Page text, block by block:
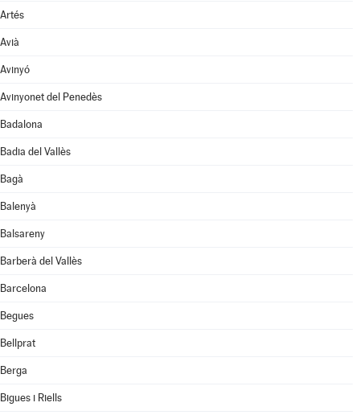
Artés
Avià
Avinyó
Avinyonet del Penedès
Badalona
Badia del Vallès
Bagà
Balenyà
Balsareny
Barberà del Vallès
Barcelona
Begues
Bellprat
Berga
Bigues i Riells